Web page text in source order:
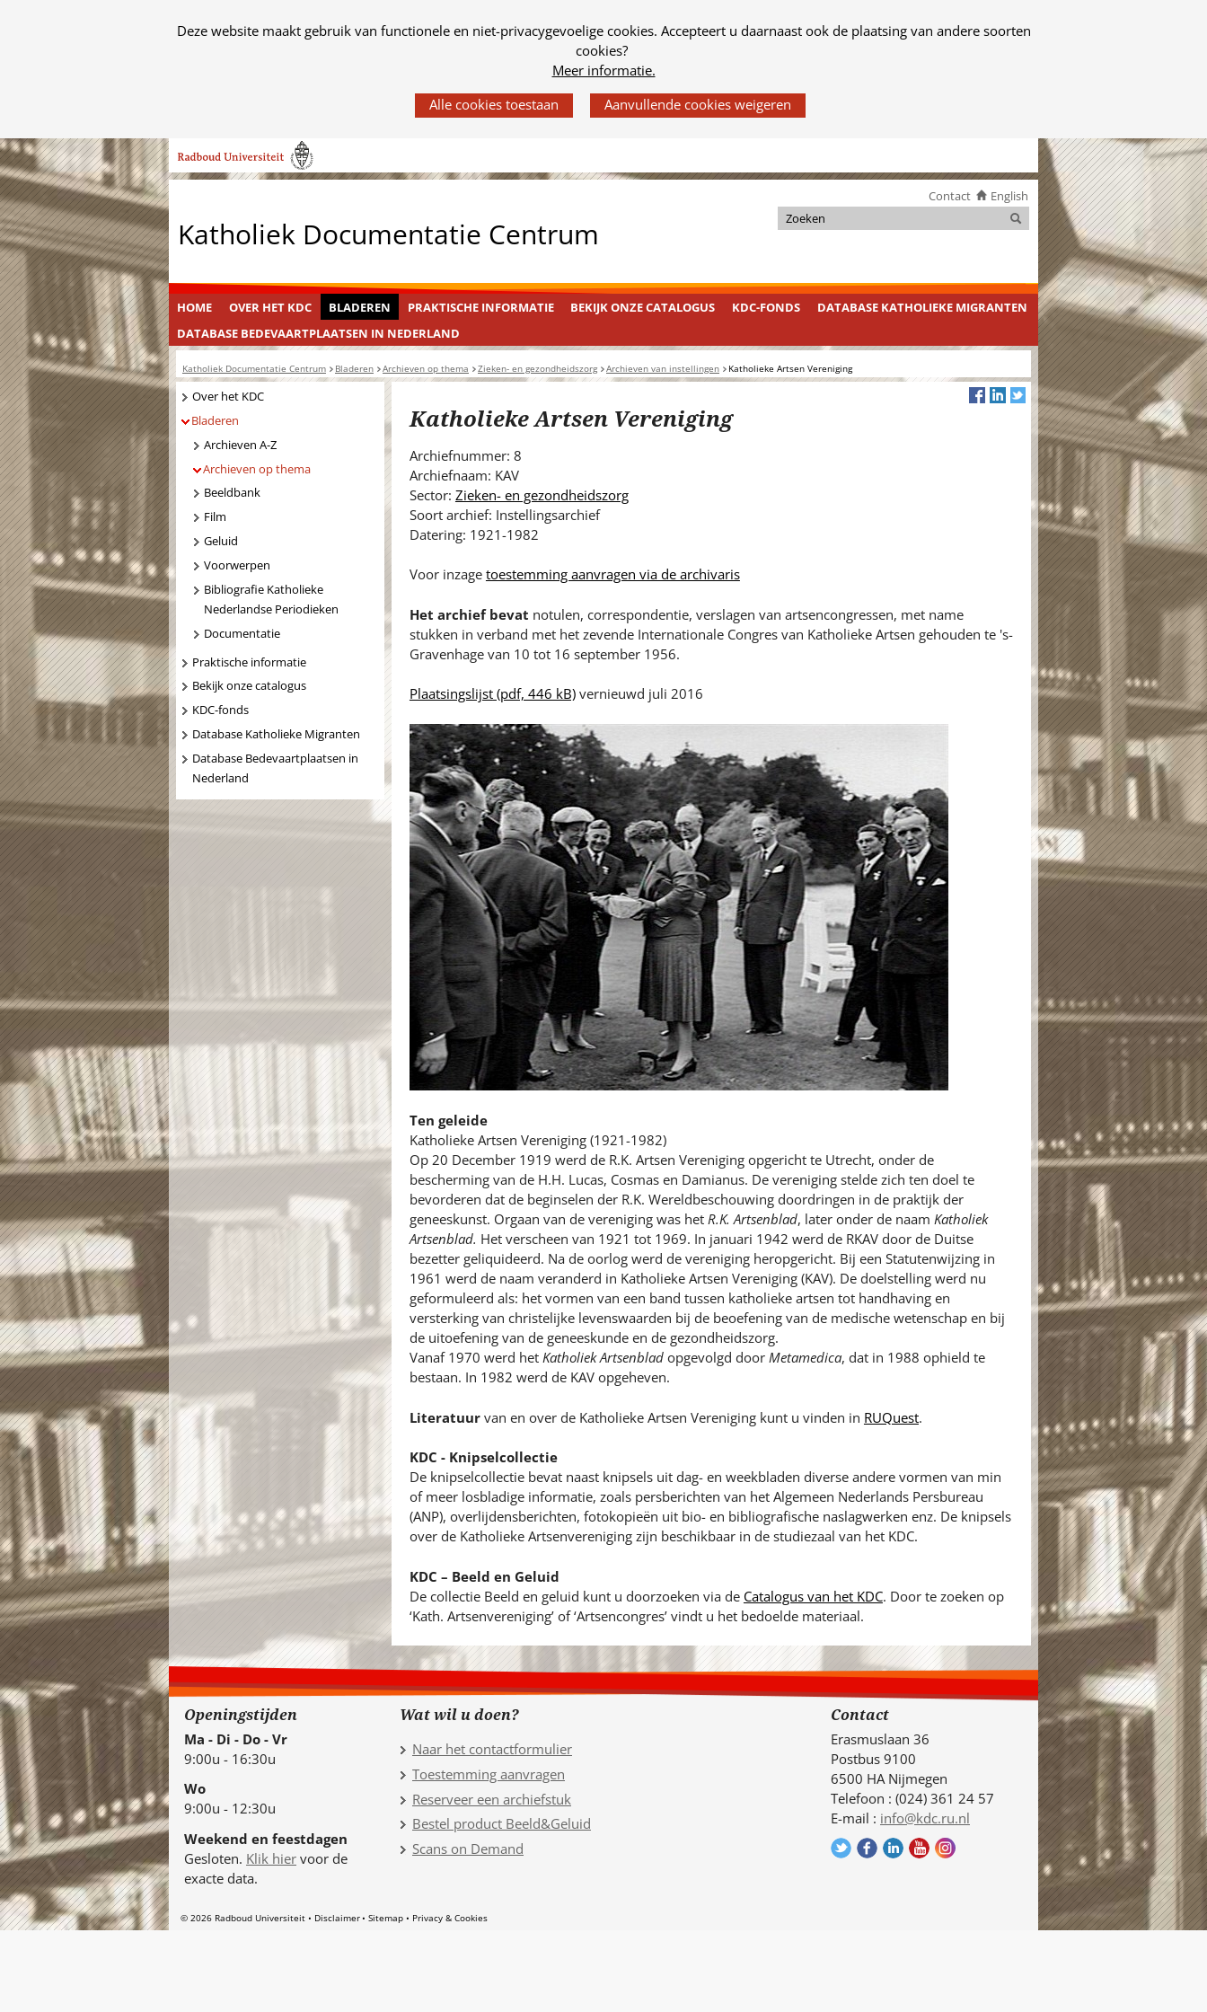
Cookies
Deze website maakt gebruik van functionele en niet-privacygevoelige cookies. Accepteert u daarnaast ook de plaatsing van andere soorten
cookies?
Meer informatie.
gebruik
van
op
deze
worden
toegestaan
geweigerd.
Ga
naar
de
inhoud
Katholiek Documentatie Centrum
Contact English
k
i
d
e
i
.
Zoeken
Zoeken
HOME OVER HET KDC BLADEREN PRAKTISCHE INFORMATIE BEKIJK ONZE CATALOGUS KDC-FONDS
DATABASE KATHOLIEKE MIGRANTEN
DATABASE BEDEVAARTPLAATSEN IN NEDERLAND
Katholiek Documentatie Centrum Bladeren Archieven op thema Zieken- en gezondheidszorg Archieven van instellingen Katholieke Artsen Vereniging
Katholieke Artsen Vereniging
Archiefnummer: 8
Archiefnaam: KAV
Sector: Zieken- en gezondheidszorg
Soort archief: Instellingsarchief
Datering: 1921-1982
Voor inzage toestemming aanvragen via de archivaris
Het archief bevat notulen, correspondentie, verslagen van artsencongressen, met name
stukken in verband met het zevende Internationale Congres van Katholieke Artsen gehouden te 's-
Gravenhage van 10 tot 16 september 1956.
Plaatsingslijst(pdf, 446 kB)vernieuwd juli 2016
Ten geleide
Katholieke Artsen Vereniging (1921-1982)
Op 20 December 1919 werd de R.K. Artsen Vereniging opgericht te Utrecht, onder de
bescherming van de H.H. Lucas, Cosmas en Damianus. De vereniging stelde zich ten doel te
bevorderen dat de beginselen der R.K. Wereldbeschouwing doordringen in de praktijk der
geneeskunst. Orgaan van de vereniging was het R.K. Artsenblad, later onder de naam Katholiek
Artsenblad. Het verscheen van 1921 tot 1969. In januari 1942 werd de RKAV door de Duitse
bezetter geliquideerd. Na de oorlog werd de vereniging heropgericht. Bij een Statutenwijzing in
1961 werd de naam veranderd in Katholieke Artsen Vereniging (KAV). De doelstelling werd nu
geformuleerd als: het vormen van een band tussen katholieke artsen tot handhaving en
versterking van christelijke levenswaarden bij de beoefening van de medische wetenschap en bij
de uitoefening van de geneeskunde en de gezondheidszorg.
Vanaf 1970 werd het Katholiek Artsenbladopgevolgd door Metamedica, dat in 1988 ophield te
bestaan. In 1982 werd de KAV opgeheven.
Literatuurvan en over de Katholieke Artsen Vereniging kunt u vinden in RUQuest.
KDC - Knipselcollectie
De knipselcollectie bevat naast knipsels uit dag- en weekbladen diverse andere vormen van min
of meer losbladige informatie, zoals persberichten van het Algemeen Nederlands Persbureau
(ANP), overlijdensberichten, fotokopieën uit bio- en bibliografische naslagwerken enz. De knipsels
over de Katholieke Artsenvereniging zijn beschikbaar in de studiezaal van het KDC.
KDC – Beeld en Geluid
De collectie Beeld en geluid kunt u doorzoeken via de Catalogus van het KDC. Door te zoeken op
‘Kath. Artsenvereniging’ of ‘Artsencongres’ vindt u het bedoelde materiaal.
Navigatie
Over het KDC
Bladeren
Archieven A-Z
Archieven op thema
Beeldbank
Film
Geluid
Voorwerpen
Bibliografie Katholieke
Nederlandse Periodieken
Documentatie
Praktische informatie
Bekijk onze catalogus
KDC-fonds
Database Katholieke Migranten
Database Bedevaartplaatsen in
Nederland
Openingstijden
Ma - Di - Do - Vr
9:00u - 16:30u
Wo
9:00u - 12:30u
Weekend en feestdagen
Gesloten. Klik hier voor de
exacte data.
Wat wil u doen?
Naar het contactformulier
Toestemming aanvragen
Reserveer een archiefstuk
Bestel product Beeld&Geluid
Scans on Demand
Contact
Erasmuslaan 36
Postbus 9100
6500 HA Nijmegen
Telefoon : (024) 361 24 57
E-mail : info@kdc.ru.nl
© 2026 Radboud Universiteit Disclaimer Sitemap Privacy & Cookies